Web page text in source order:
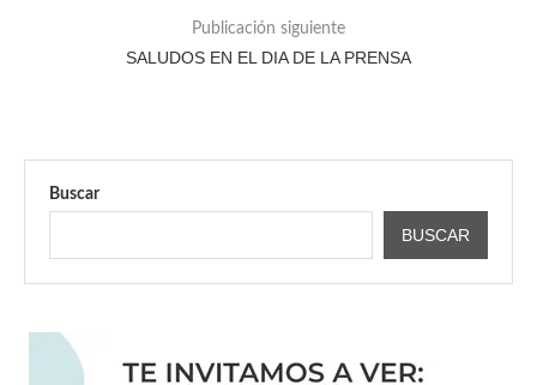
Publicación siguiente
SALUDOS EN EL DIA DE LA PRENSA
Buscar
BUSCAR